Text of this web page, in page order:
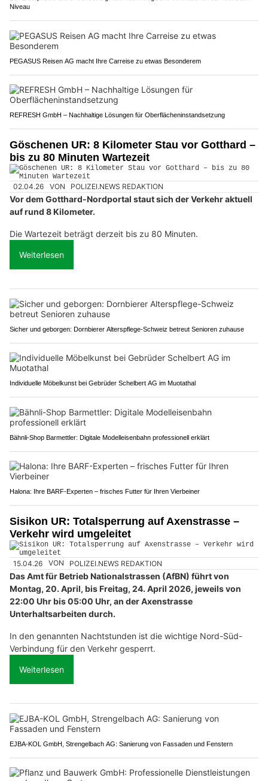
Niveau
PEGASUS Reisen AG macht Ihre Carreise zu etwas Besonderem
REFRESH GmbH – Nachhaltige Lösungen für Oberflächeninstandsetzung
Göschenen UR: 8 Kilometer Stau vor Gotthard –
bis zu 80 Minuten Wartezeit
02.04.26 VON POLIZEI.NEWS REDAKTION
Vor dem Gotthard-Nordportal staut sich der Verkehr aktuell
auf rund 8 Kilometer.
Die Wartezeit beträgt derzeit bis zu 80 Minuten.
Weiterlesen
Sicher und geborgen: Dornbierer Alterspflege-Schweiz betreut Senioren zuhause
Individuelle Möbelkunst bei Gebrüder Schelbert AG im Muotathal
Bähnli-Shop Barmettler: Digitale Modelleisenbahn professionell erklärt
Halona: Ihre BARF-Experten – frisches Futter für Ihren Vierbeiner
Sisikon UR: Totalsperrung auf Axenstrasse –
Verkehr wird umgeleitet
15.04.26 VON POLIZEI.NEWS REDAKTION
Das Amt für Betrieb Nationalstrassen (AfBN) führt von
Montag, 20. April, bis Freitag, 24. April 2026, jeweils von
22:00 Uhr bis 05:00 Uhr, an der Axenstrasse
Unterhaltsarbeiten durch.
In den genannten Nachtstunden ist die wichtige Nord-Süd-
Verbindung für den Verkehr gesperrt.
Weiterlesen
EJBA-KOL GmbH, Strengelbach AG: Sanierung von Fassaden und Fenstern